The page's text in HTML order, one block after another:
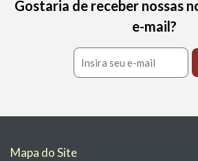
Gostaria de receber nossas
e-mail?
Mapa do Site